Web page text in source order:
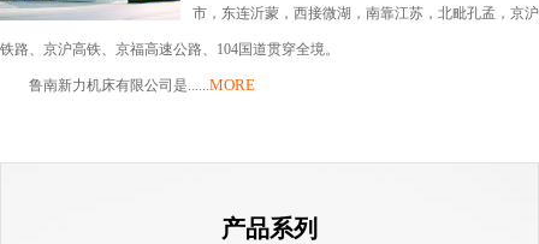
市，东连沂蒙，西接微湖，南靠江苏，北毗孔孟，京沪
铁路、京沪高铁、京福高速公路、104国道贯穿全境。
鲁南新力机床有限公司是......MORE
产品系列